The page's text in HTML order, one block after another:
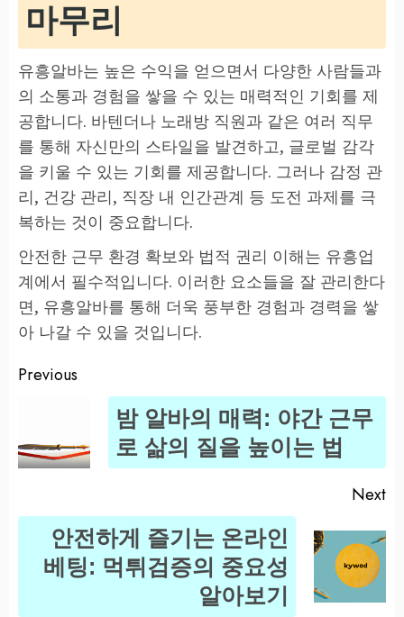
마무리
유흥알바는 높은 수익을 얻으면서 다양한 사람들과
의 소통과 경험을 쌓을 수 있는 매력적인 기회를 제
공합니다. 바텐더나 노래방 직원과 같은 여러 직무
를 통해 자신만의 스타일을 발견하고, 글로벌 감각
을 키울 수 있는 기회를 제공합니다. 그러나 감정 관
리, 건강 관리, 직장 내 인간관계 등 도전 과제를 극
복하는 것이 중요합니다.
안전한 근무 환경 확보와 법적 권리 이해는 유흥업
계에서 필수적입니다. 이러한 요소들을 잘 관리한다
면, 유흥알바를 통해 더욱 풍부한 경험과 경력을 쌓
아 나갈 수 있을 것입니다.
Post
navigation
Previous
밤 알바의 매력: 야간 근무
로 삶의 질을 높이는 법
Next
Next
안전하게 즐기는 온라인
베팅: 먹튀검증의 중요성
알아보기